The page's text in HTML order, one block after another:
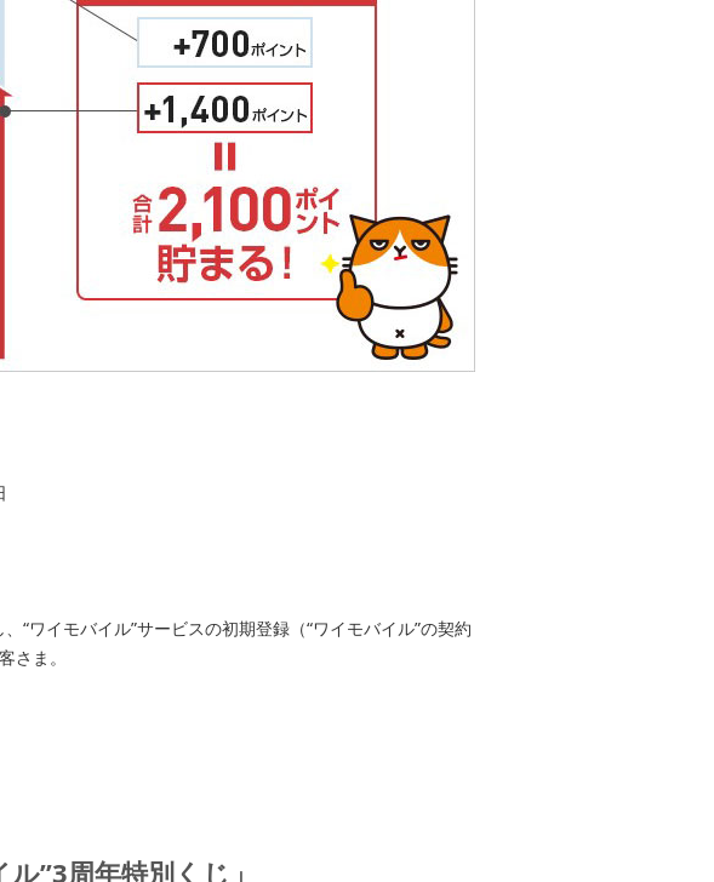
“ワイモバイル”サービスの初期登録（“ワイモバイル”の契約
さま。
”3周年特別くじ」